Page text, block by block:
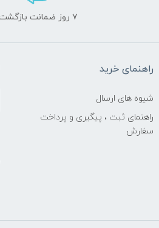
۷ روز ضمانت بازگشت
راهنمای خرید
شیوه های ارسال
راهنمای ثبت ، پیگیری و پرداخت
سفارش